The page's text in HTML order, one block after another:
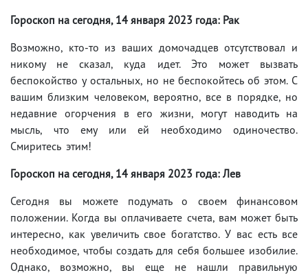
Гороскоп на сегодня, 14 января 2023 года: Рак
Возможно, кто-то из ваших домочадцев отсутствовал и
никому не сказал, куда идет. Это может вызвать
беспокойство у остальных, но не беспокойтесь об этом. С
вашим близким человеком, вероятно, все в порядке, но
недавние огорчения в его жизни, могут наводить на
мысль, что ему или ей необходимо одиночество.
Смиритесь этим!
Гороскоп на сегодня, 14 января 2023 года: Лев
Сегодня вы можете подумать о своем финансовом
положении. Когда вы оплачиваете счета, вам может быть
интересно, как увеличить свое богатство. У вас есть все
необходимое, чтобы создать для себя большее изобилие.
Однако, возможно, вы еще не нашли правильную